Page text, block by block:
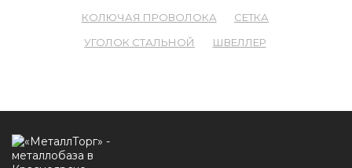
КОЛЮЧАЯ ПРОВОЛОКА
СЕТКА
УГОЛОК СТАЛЬНОЙ
ШВЕЛЛЕР